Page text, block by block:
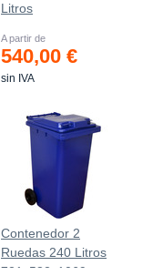
Litros
A partir de
540,00 €
sin IVA
Contenedor 2
Ruedas 240 Litros
721х582х1069mm